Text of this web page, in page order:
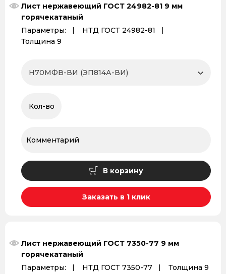
Лист нержавеющий ГОСТ 24982-81 9 мм
горячекатаный
Параметры:
НТД ГОСТ 24982-81
Толщина 9
В корзину
Заказать в 1 клик
Лист нержавеющий ГОСТ 7350-77 9 мм
горячекатаный
Параметры:
НТД ГОСТ 7350-77 Толщина 9